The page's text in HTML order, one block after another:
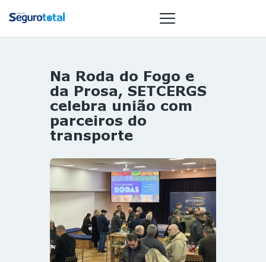
NOTÍCIAS
REVISTA
ESPECIAIS
GAIVOTA DE
ST SUMMIT
MULHERES
GESTORAS
HOMEST
HOME
Na Roda do Fogo e
da Prosa, SETCERGS
celebra união com
parceiros do
transporte